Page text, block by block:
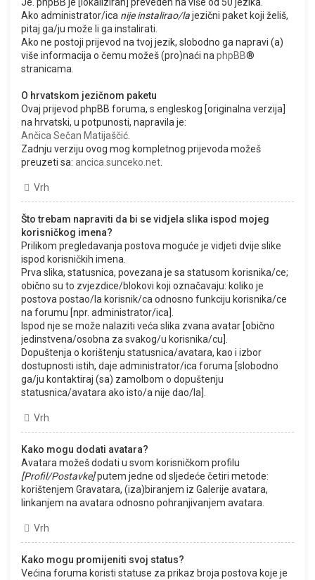
Ako administrator/ica nije instalirao/lajezični paket koji želiš,
pitaj ga/ju može li ga instalirati.
Ako ne postoji prijevod na tvoj jezik, slobodno ga napravi (a)
više informacija o čemu možeš (pro)naći na phpBB®
stranicama.
O hrvatskom jezičnom paketu
Ovaj prijevod phpBB foruma, s engleskog [originalna verzija]
na hrvatski, u potpunosti, napravila je:
Ančica Sečan Matijaščić
Zadnju verziju ovog mog kompletnog prijevoda možeš
preuzeti sa: ancica.sunceko.net
Vrh
Što trebam napraviti da bi se vidjela slika ispod mojeg
korisničkog imena?
Prilikom pregledavanja postova moguće je vidjeti dvije slike
ispod korisničkih imena.
Prva slika, statusnica, povezana je sa statusom korisnika/ce;
obično su to zvjezdice/blokovi koji označavaju: koliko je
postova postao/la korisnik/ca odnosno funkciju korisnika/ce
na forumu [npr. administrator/ica].
Ispod nje se može nalaziti veća slika zvana avatar [obično
jedinstvena/osobna za svakog/u korisnika/cu].
Dopuštenja o korištenju statusnica/avatara, kao i izbor
dostupnosti istih, daje administrator/ica foruma [slobodno
ga/ju kontaktiraj (sa) zamolbom o dopuštenju
statusnica/avatara ako isto/a nije dao/la].
Vrh
Kako mogu dodati avatara?
Avatara možeš dodati u svom korisničkom profilu
[Profil/Postavke]putem jedne od sljedeće četiri metode:
korištenjem Gravatara, (iza)biranjem iz Galerije avatara,
linkanjem na avatara odnosno pohranjivanjem avatara.
Vrh
Kako mogu promijeniti svoj status?
Većina foruma koristi statuse za prikaz broja postova koje je